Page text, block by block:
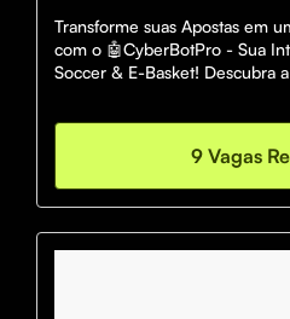
Transforme suas Apostas em
com o 🤖CyberBotPro - Sua
Soccer & E-Basket! Descubra
9 Vagas